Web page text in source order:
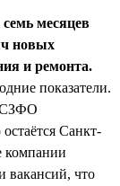
месяцев
новых
и ремонта.
показатели.
СЗФО
Санкт-
компании
вакансий, что